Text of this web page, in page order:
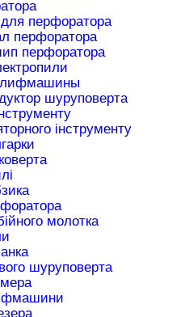
перфоратора
перфоратора
перфоратора
шуруповерта
інструменту
молотка
шуруповерта